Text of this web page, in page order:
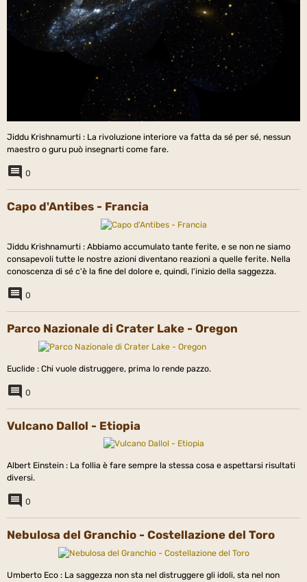
Jiddu Krishnamurti : La rivoluzione interiore va fatta da sé per sé, nessun
maestro o guru può insegnarti come fare.
0
Capo d'Antibes - Francia
Jiddu Krishnamurti : Abbiamo accumulato tante ferite, e se non ne siamo
consapevoli tutte le nostre azioni diventano reazioni a quelle ferite. Nella
conoscenza di sé c'è la fine del dolore e, quindi, l'inizio della saggezza.
0
Parco Nazionale di Crater Lake - Oregon
Euclide : Chi vuole distruggere, prima lo rende pazzo.
0
Vulcano Dallol - Etiopia
Albert Einstein : La follia è fare sempre la stessa cosa e aspettarsi risultati
diversi.
0
Nebulosa del Granchio - Costellazione del Toro
Umberto Eco : La saggezza non sta nel distruggere gli idoli, sta nel non